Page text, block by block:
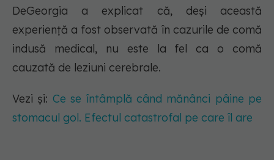
DeGeorgia a explicat că, deși această
experiență a fost observată în cazurile de comă
indusă medical, nu este la fel ca o comă
cauzată de leziuni cerebrale.
Vezi și: Ce se întâmplă când mănânci pâine pe
stomacul gol. Efectul catastrofal pe care îl are